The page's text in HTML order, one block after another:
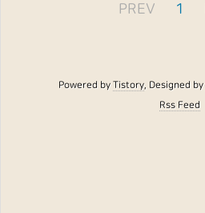
PREV 1
Powered byTistory, Designed by
Rss Feed